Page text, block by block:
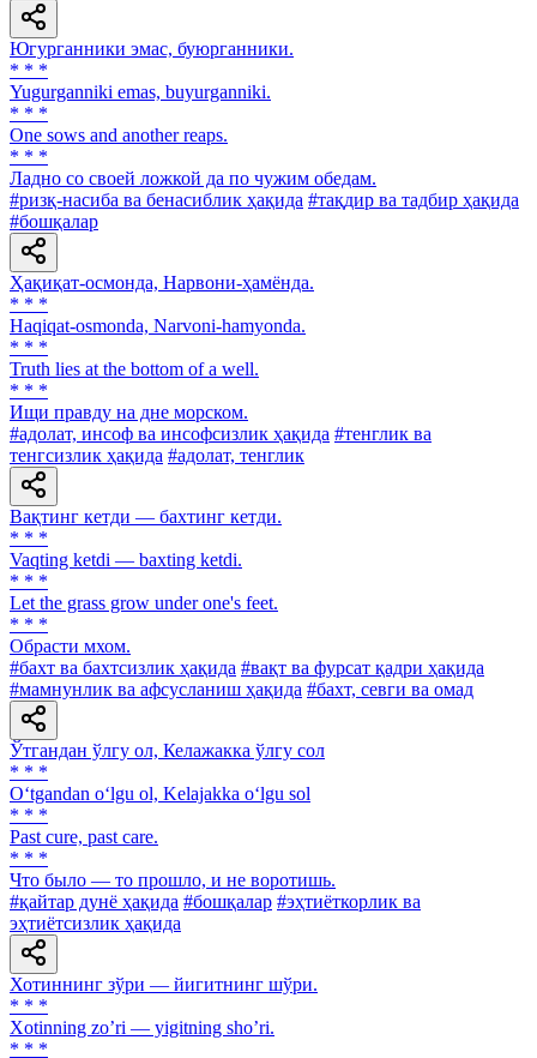
Югурганники эмас, буюрганники.
* * *
Yugurganniki emas, buyurganniki.
* * *
One sows and another reaps.
* * *
Ладно со своей ложкой да по чужим обедам.
#ризқ-насиба ва бенасиблик ҳақида #тақдир ва тадбир ҳақида
#бошқалар
Ҳақиқат-осмонда, Нарвони-ҳамёнда.
* * *
Haqiqat-osmonda, Narvoni-hamyonda.
* * *
Truth lies at the bottom of a well.
* * *
Ищи правду на дне морском.
#адолат, инсоф ва инсофсизлик ҳақида #тенглик ва
тенгсизлик ҳақида #адолат, тенглик
Вақтинг кетди — бахтинг кетди.
* * *
Vaqting ketdi — baxting ketdi.
* * *
Let the grass grow under one's feet.
* * *
Обрасти мхом.
#бахт ва бахтсизлик ҳақида #вақт ва фурсат қадри ҳақида
#мамнунлик ва афсусланиш ҳақида #бахт, севги ва омад
Ўтгандан ўлгу ол, Келажакка ўлгу сол
* * *
O‘tgandan o‘lgu ol, Kelajakka o‘lgu sol
* * *
Past cure, past care.
* * *
Что было — то прошло, и не воротишь.
#қайтар дунё ҳақида #бошқалар #эҳтиёткорлик ва
эҳтиётсизлик ҳақида
Хотиннинг зўри — йигитнинг шўри.
* * *
Xotinning zoʼri — yigitning shoʼri.
* * *